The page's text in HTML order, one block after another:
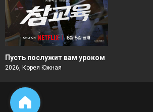
Пусть послужит вам уроком
2026, Корея Южная